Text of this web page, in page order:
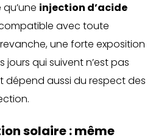
injection d’acide
avec toute
une forte exposition
jours qui suivent n’est pas
dépend aussi du respect des
solaire : même